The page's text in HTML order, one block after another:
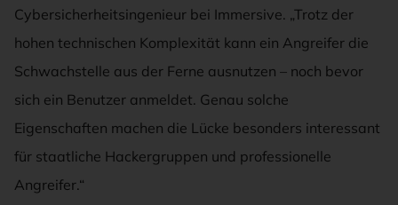
Cybersicherheitsingenieur bei Immersive. „Trotz der
hohen technischen Komplexität kann ein Angreifer die
Schwachstelle aus der Ferne ausnutzen – noch bevor
sich ein Benutzer anmeldet. Genau solche
Eigenschaften machen die Lücke besonders interessant
für staatliche Hackergruppen und professionelle
Angreifer.“